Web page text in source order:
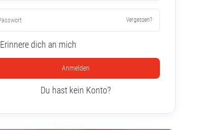
Vergessen?
Erinnere dich an mich
Anmelden
Du hast kein Konto?